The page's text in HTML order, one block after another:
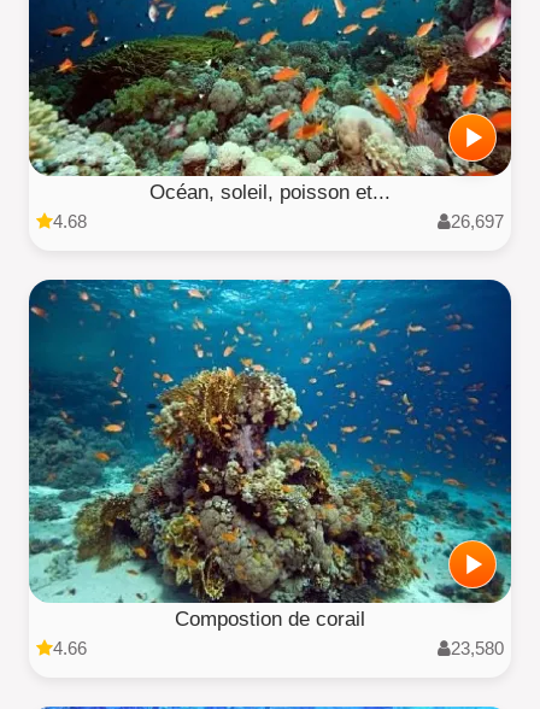
Océan, soleil, poisson et...
4.68 26,697
Compostion de corail
4.66 23,580